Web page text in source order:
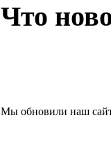
Что
Мы обновили наш сайт